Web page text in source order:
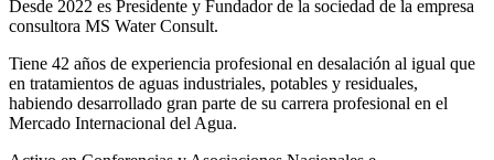
Desde 2022 es Presidente y Fundador de la sociedad de la empresa
consultora MS Water Consult.
Tiene 42 años de experiencia profesional en desalación al igual que
en tratamientos de aguas industriales, potables y residuales,
habiendo desarrollado gran parte de su carrera profesional en el
Mercado Internacional del Agua.